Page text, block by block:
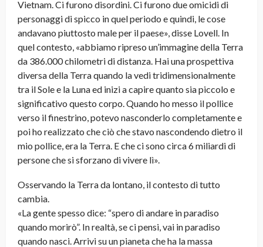
Vietnam. Ci furono disordini. Ci furono due omicidi di
personaggi di spicco in quel periodo e quindi, le cose
andavano piuttosto male per il paese», disse Lovell. In
quel contesto, «abbiamo ripreso un’immagine della Terra
da 386.000 chilometri di distanza. Hai una prospettiva
diversa della Terra quando la vedi tridimensionalmente
tra il Sole e la Luna ed inizi a capire quanto sia piccolo e
significativo questo corpo. Quando ho messo il pollice
verso il finestrino, potevo nasconderlo completamente e
poi ho realizzato che ciò che stavo nascondendo dietro il
mio pollice, era la Terra. E che ci sono circa 6 miliardi di
persone che si sforzano di vivere lì».
Osservando la Terra da lontano, il contesto di tutto
cambia.
«La gente spesso dice: “spero di andare in paradiso
quando morirò”. In realtà, se ci pensi, vai in paradiso
quando nasci. Arrivi su un pianeta che ha la massa